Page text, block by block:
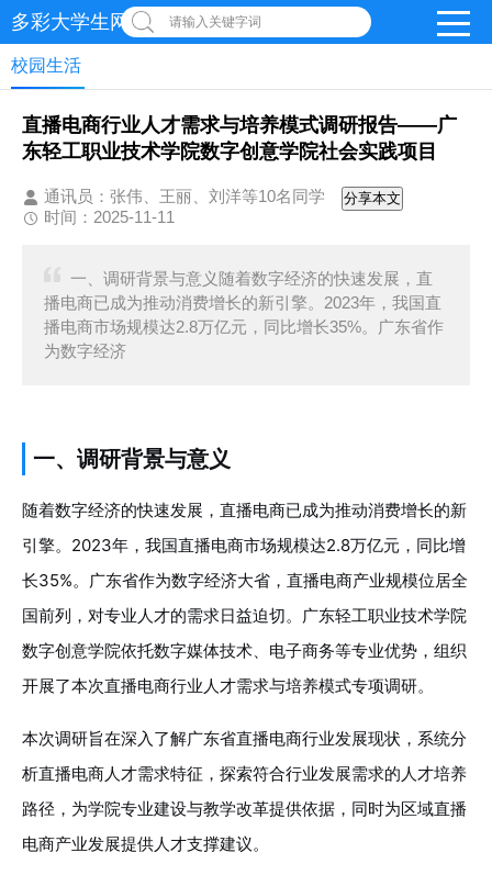
多彩大学生网-首页请输入关键字词
校园生活
直播电商行业人才需求与培养模式调研报告——广
东轻工职业技术学院数字创意学院社会实践项目
通讯员：张伟、王丽、刘洋等10名同学
时间：2025-11-11
分享本文
一、调研背景与意义随着数字经济的快速发展，直
播电商已成为推动消费增长的新引擎。2023年，我国直
播电商市场规模达2.8万亿元，同比增长35%。广东省作
为数字经济
一、调研背景与意义
随着数字经济的快速发展，直播电商已成为推动消费增长的新
引擎。2023年，我国直播电商市场规模达2.8万亿元，同比增
长35%。广东省作为数字经济大省，直播电商产业规模位居全
国前列，对专业人才的需求日益迫切。广东轻工职业技术学院
数字创意学院依托数字媒体技术、电子商务等专业优势，组织
开展了本次直播电商行业人才需求与培养模式专项调研。
本次调研旨在深入了解广东省直播电商行业发展现状，系统分
析直播电商人才需求特征，探索符合行业发展需求的人才培养
路径，为学院专业建设与教学改革提供依据，同时为区域直播
电商产业发展提供人才支撑建议。